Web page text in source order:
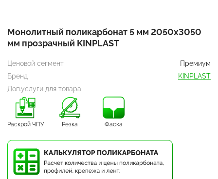
Монолитный поликарбонат 5 мм 2050х3050
мм прозрачный KINPLAST
Ценовой сегмент
Премиум
Бренд
KINPLAST
Доп.услуги для товара
Раскрой ЧПУ Резка Фаска